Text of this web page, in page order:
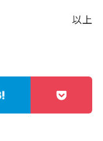
以上